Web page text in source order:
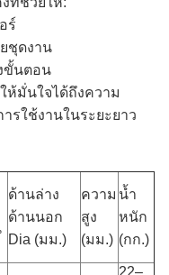
ร์
ชุดงาน
ขั้นตอน
ห้มั่นใจได้ถึงความ
รใช้งานในระยะยาว
ด้านล่าง
ด้านนอก
Dia (มม.)
ความ
สูง
(มม.)
น้ำ
หนัก
(กก.)
22–